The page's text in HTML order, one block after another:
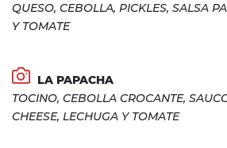
QUESO, CEBOLLA, PICKLES, SALSA
Y TOMATE
LA PAPACHA
TOCINO, CEBOLLA CROCANTE,
CHEESE, LECHUGA Y TOMATE